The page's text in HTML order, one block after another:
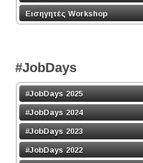
Εισηγητές Workshop
#JobDays
#JobDays 2025
#JobDays 2024
#JobDays 2023
#JobDays 2022